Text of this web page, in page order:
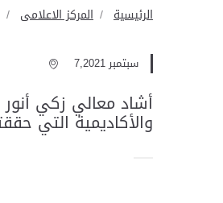
الرئيسية المركز الاعلامى
سبتمبر 7,2021
أشاد معالي زكي أنور
والأكاديمية التي